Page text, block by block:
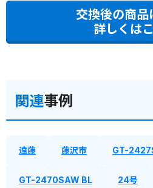
交換後の商品
詳しくは
関連事例
遠藤 藤沢市 GT-
GT-2470SAW BL 24号